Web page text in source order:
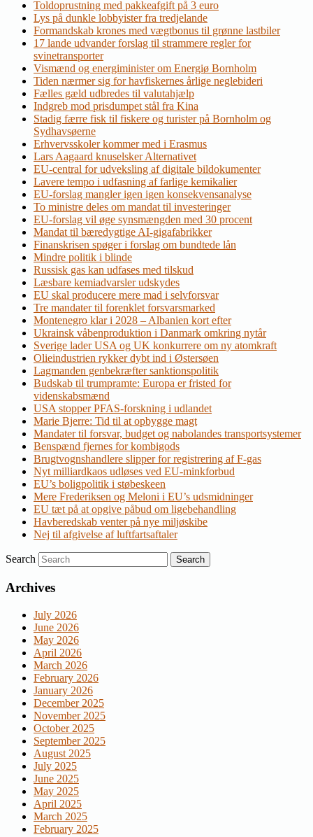
Toldoprustning med pakkeafgift på 3 euro
Lys på dunkle lobbyister fra tredjelande
Formandskab krones med vægtbonus til grønne lastbiler
17 lande udvander forslag til strammere regler for
svinetransporter
Vismænd og energiminister om Energiø Bornholm
Tiden nærmer sig for havfiskernes årlige neglebideri
Fælles gæld udbredes til valutahjælp
Indgreb mod prisdumpet stål fra Kina
Stadig færre fisk til fiskere og turister på Bornholm og
Sydhavsøerne
Erhvervsskoler kommer med i Erasmus
Lars Aagaard knuselsker Alternativet
EU-central for udveksling af digitale bildokumenter
Lavere tempo i udfasning af farlige kemikalier
EU-forslag mangler igen igen konsekvensanalyse
To ministre deles om mandat til investeringer
EU-forslag vil øge synsmængden med 30 procent
Mandat til bæredygtige AI-gigafabrikker
Finanskrisen spøger i forslag om bundtede lån
Mindre politik i blinde
Russisk gas kan udfases med tilskud
Læsbare kemiadvarsler udskydes
EU skal producere mere mad i selvforsvar
Tre mandater til forenklet forsvarsmarked
Montenegro klar i 2028 – Albanien kort efter
Ukrainsk våbenproduktion i Danmark omkring nytår
Sverige lader USA og UK konkurrere om ny atomkraft
Olieindustrien rykker dybt ind i Østersøen
Lagmanden genbekræfter sanktionspolitik
Budskab til trumpramte: Europa er fristed for
videnskabsmænd
USA stopper PFAS-forskning i udlandet
Marie Bjerre: Tid til at opbygge magt
Mandater til forsvar, budget og nabolandes transportsystemer
Benspænd fjernes for kombigods
Brugtvognshandlere slipper for registrering af F-gas
Nyt milliardkaos udløses ved EU-minkforbud
EU’s boligpolitik i støbeskeen
Mere Frederiksen og Meloni i EU’s udsmidninger
EU tæt på at opgive påbud om ligebehandling
Havberedskab venter på nye miljøskibe
Nej til afgivelse af luftfartsaftaler
Search
Archives
July 2026
June 2026
May 2026
April 2026
March 2026
February 2026
January 2026
December 2025
November 2025
October 2025
September 2025
August 2025
July 2025
June 2025
May 2025
April 2025
March 2025
February 2025